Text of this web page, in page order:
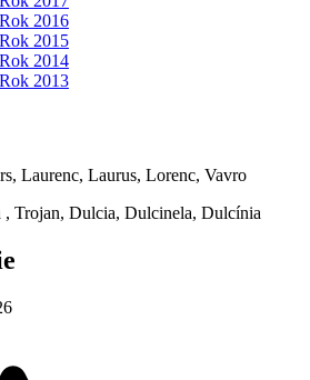
Rok 2016
Rok 2015
Rok 2014
Rok 2013
Laurenc, Laurus, Lorenc, Vavro
, Trojan, Dulcia, Dulcinela, Dulcínia